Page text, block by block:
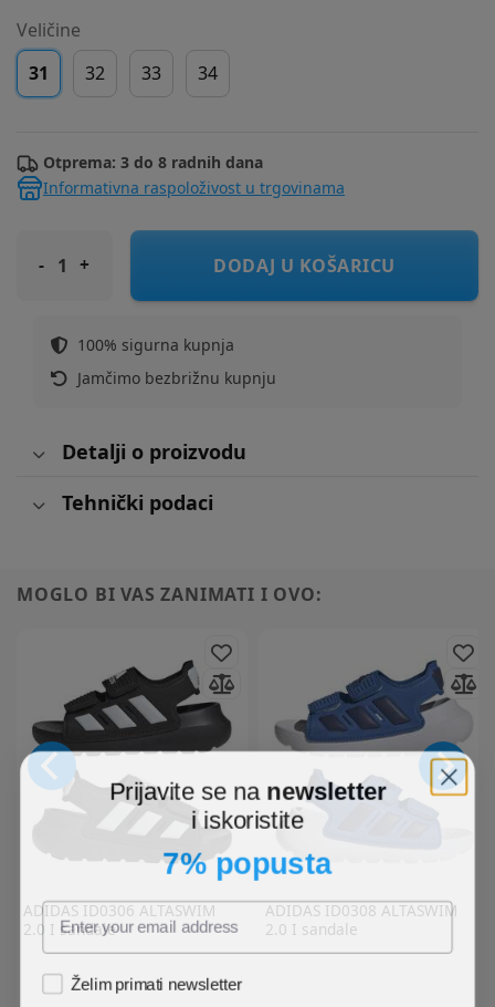
Veličine
31
32 33 34
Otprema: 3 do 8 radnih dana
Informativna raspoloživost u trgovinama
COOL CLUB sandale SNO3S26-CB3051 M black 31
DODAJ U KOŠARICU
100% sigurna kupnja
Jamčimo bezbrižnu kupnju
Detalji o proizvodu
Tehnički podaci
MOGLO BI VAS ZANIMATI I OVO:
ADIDASID0306 ALTASWIM
2.0 I sandale
ADIDASID0308 ALTASWIM
2.0 I sandale
Prijavite se na newsletter
i iskoristite
7% popusta
Želim primati newsletter